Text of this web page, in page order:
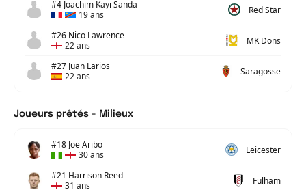
#4 Joachim Kayi Sanda
19 ans
Red Star
#26 Nico Lawrence
22 ans
MK Dons
#27 Juan Larios
22 ans
Saragosse
Joueurs prêtés - Milieux
#18 Joe Aribo
30 ans
Leicester
#21 Harrison Reed
31 ans
Fulham